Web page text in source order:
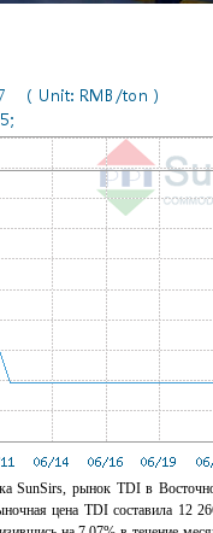
SunSirs, рынок TDI в
цена TDI составила 12